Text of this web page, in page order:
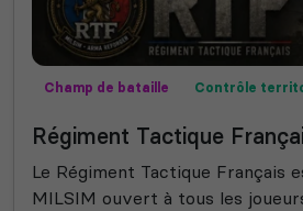
Champ de bataille Contrôle
Régiment Tactique
Le Régiment Tactique Français
MILSIM ouvert à tous les